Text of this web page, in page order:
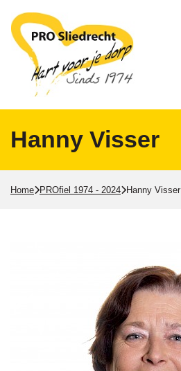
Hanny Visser
Home PROfiel 1974 - 2024 Hanny Visser